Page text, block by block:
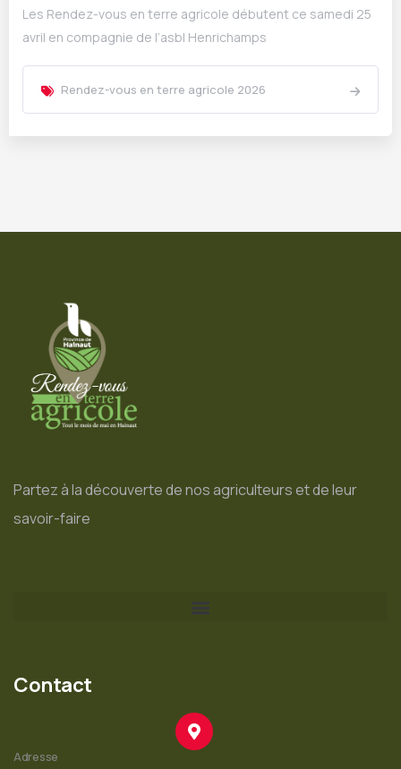
Les Rendez-vous en terre agricole débutent ce samedi 25
avril en compagnie de l’asbl Henrichamps
Rendez-vous en terre agricole 2026
Partez à la découverte de nos agriculteurs et de leur
savoir-faire
Contact
Adresse